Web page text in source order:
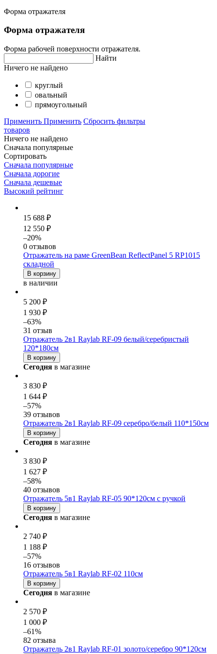
Форма отражателя
Форма отражателя
Форма рабочей поверхности отражателя.
Найти
Ничего не найдено
круглый
овальный
прямоугольный
Применить Применить Сбросить фильтры
товаров
Ничего не найдено
Сначала популярные
Сортировать
Сначала популярные
Сначала дорогие
Сначала дешевые
Высокий рейтинг
15 688 ₽
12 550 ₽
–20%
0 отзывов
Отражатель на раме GreenBean ReflectPanel 5 RP1015
складной
В корзину
в наличии
5 200 ₽
1 930 ₽
–63%
31 отзыв
Отражатель 2в1 Raylab RF-09 белый/серебристый
120*180см
В корзину
Сегодня в магазине
3 830 ₽
1 644 ₽
–57%
39 отзывов
Отражатель 2в1 Raylab RF-09 серебро/белый 110*150см
В корзину
Сегодня в магазине
3 830 ₽
1 627 ₽
–58%
40 отзывов
Отражатель 5в1 Raylab RF-05 90*120см с ручкой
В корзину
Сегодня в магазине
2 740 ₽
1 188 ₽
–57%
16 отзывов
Отражатель 5в1 Raylab RF-02 110см
В корзину
Сегодня в магазине
2 570 ₽
1 000 ₽
–61%
82 отзыва
Отражатель 2в1 Raylab RF-01 золото/серебро 90*120см